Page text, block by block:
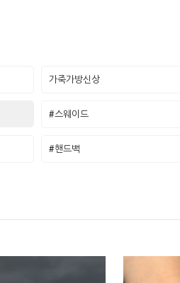
가죽가방신상
#스웨이드
#핸드백